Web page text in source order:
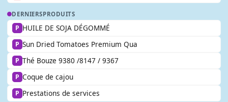
DERNIERSPRODUITS
P HUILE DE SOJA DÉGOMMÉ
P Sun Dried Tomatoes Premium Qua
P Thé Bouze 9380 /8147 / 9367
P Coque de cajou
P Prestations de services